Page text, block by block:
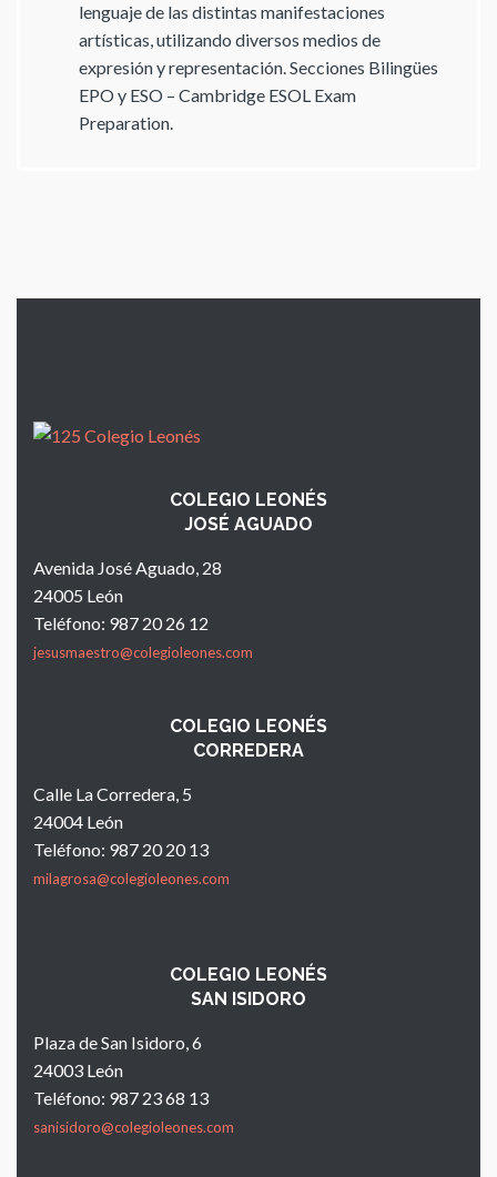
lenguaje de las distintas manifestaciones
artísticas, utilizando diversos medios de
expresión y representación. Secciones Bilingües
EPO y ESO – Cambridge ESOL Exam
Preparation.
COLEGIO LEONÉS
JOSÉ AGUADO
Avenida José Aguado, 28
24005 León
Teléfono: 987 20 26 12
jesusmaestro@colegioleones.com
COLEGIO LEONÉS
CORREDERA
Calle La Corredera, 5
24004 León
Teléfono: 987 20 20 13
milagrosa@colegioleones.com
COLEGIO LEONÉS
SAN ISIDORO
Plaza de San Isidoro, 6
24003 León
Teléfono: 987 23 68 13
sanisidoro@colegioleones.com